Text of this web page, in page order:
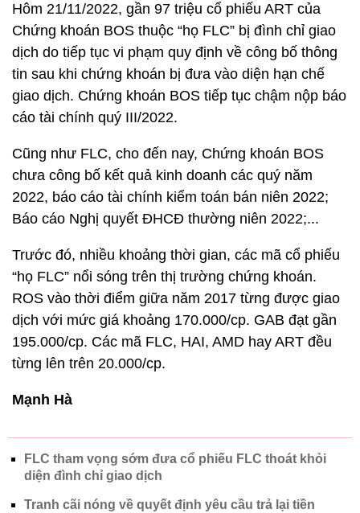
Hôm 21/11/2022, gần 97 triệu cổ phiếu ART của
Chứng khoán BOS thuộc “họ FLC” bị đình chỉ giao
dịch do tiếp tục vi phạm quy định về công bố thông
tin sau khi chứng khoán bị đưa vào diện hạn chế
giao dịch. Chứng khoán BOS tiếp tục chậm nộp báo
cáo tài chính quý III/2022.
Cũng như FLC, cho đến nay, Chứng khoán BOS
chưa công bố kết quả kinh doanh các quý năm
2022, báo cáo tài chính kiểm toán bán niên 2022;
Báo cáo Nghị quyết ĐHCĐ thường niên 2022;...
Trước đó, nhiều khoảng thời gian, các mã cổ phiếu
“họ FLC” nổi sóng trên thị trường chứng khoán.
ROS vào thời điểm giữa năm 2017 từng được giao
dịch với mức giá khoảng 170.000/cp. GAB đạt gần
195.000/cp. Các mã FLC, HAI, AMD hay ART đều
từng lên trên 20.000/cp.
Mạnh Hà
FLC tham vọng sớm đưa cổ phiếu FLC thoát khỏi
diện đình chỉ giao dịch
Tranh cãi nóng về quyết định yêu cầu trả lại tiền